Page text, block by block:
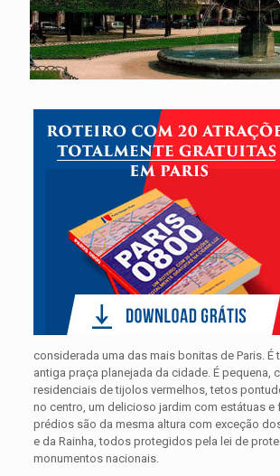
considerada uma das mais bonitas de Paris. É
antiga praça planejada da cidade. É pequena,
residenciais de tijolos vermelhos, tetos
no centro, um delicioso jardim com estátuas e
prédios são da mesma altura com exceção
e da Rainha, todos protegidos pela lei de
monumentos nacionais.